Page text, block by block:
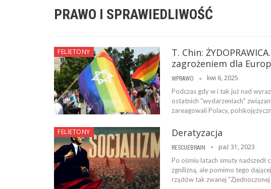
PRAWO I SPRAWIEDLIWOŚĆ
FELIETONY
T. Chin:
zagrożeniem dla
WPRAWO kwi 6, 2025
Podczas gdy w i tak już nad
ostatnich "wydarzeniach"
zareagowali Polacy,
FELIETONY Deratyzacja
RESCUEBRAIN paź 31, 2023
Po ośmiu latach smuty nadszedł
zgnilizną, ale pomimo tego
rządów tak zwanej